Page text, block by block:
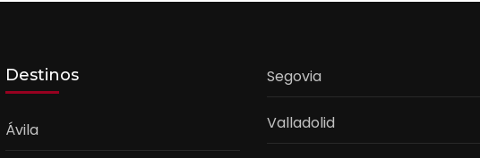
Destinos
Ávila
Segovia
Valladolid